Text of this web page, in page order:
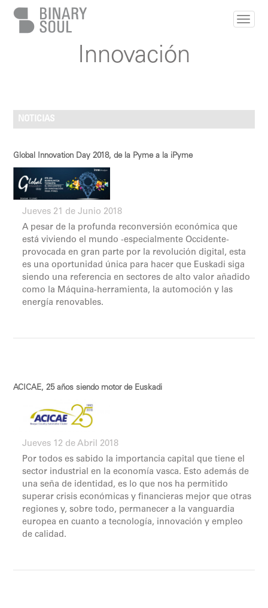
Pasar al contenido principalInnovación
NOTICIAS
Global Innovation Day 2018, de la Pyme a la iPyme
Jueves 21 de Junio 2018
A pesar de la profunda reconversión económica que
está viviendo el mundo -especialmente Occidente-
provocada en gran parte por la revolución digital, esta
es una oportunidad única para hacer que Euskadi siga
siendo una referencia en sectores de alto valor añadido
como la Máquina-herramienta, la automoción y las
energía renovables.
ACICAE, 25 años siendo motor de Euskadi
Jueves 12 de Abril 2018
Por todos es sabido la importancia capital que tiene el
sector industrial en la economía vasca. Esto además de
una seña de identidad, es lo que nos ha permitido
superar crisis económicas y financieras mejor que otras
regiones y, sobre todo, permanecer a la vanguardia
europea en cuanto a tecnología, innovación y empleo
de calidad.